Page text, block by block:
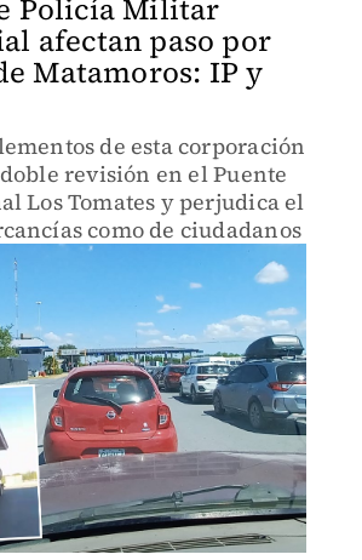
Policía Militar
afectan paso por
Matamoros: IP y
de esta corporación
revisión en el Puente
Los Tomates y perjudica el
como de ciudadanos